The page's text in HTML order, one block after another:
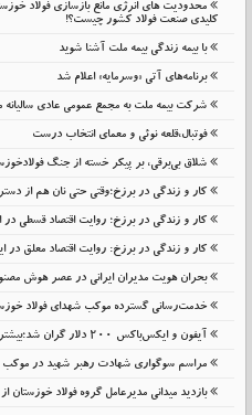
محدودیت های انرژی مانع بازسازی فولاد
کلیدی صنعت فولاد کشور چیست؟!
با بیمه زندگی بیمه ملت آشنا شوید
برنامه‌های آتی «وسرمایه» اعلام شد
شرکت بیمه ملت به مجمع عمومی عادی سالیانه
فوتبال،قلعه نوئی و معمای انتخاب درست
شلاق‌ بی‌برقی، بر پیکر خسته‌ از جنگ
کار و زندگی در برزخ؛وقتی حتی نان هم از
کار و زندگی در برزخ؛ روایت اقتصاد قسطی در
کار و زندگی در برزخ: روایت اقتصاد معلق در
بحران هویت مدیران ایرانی در عصر هوش
خدمت‌رسانی گسترده موکب شهدای فولاد
آیفون و ایکس‌باکس ۲۰۰ دلار گران شد؛بیشتر از حقوق یک ماه اکثر ایرانی ها
مراسم سوگواری شهادت رهبر شهید در موکب
بازدید میدانی مدیرعامل گروه فولاد